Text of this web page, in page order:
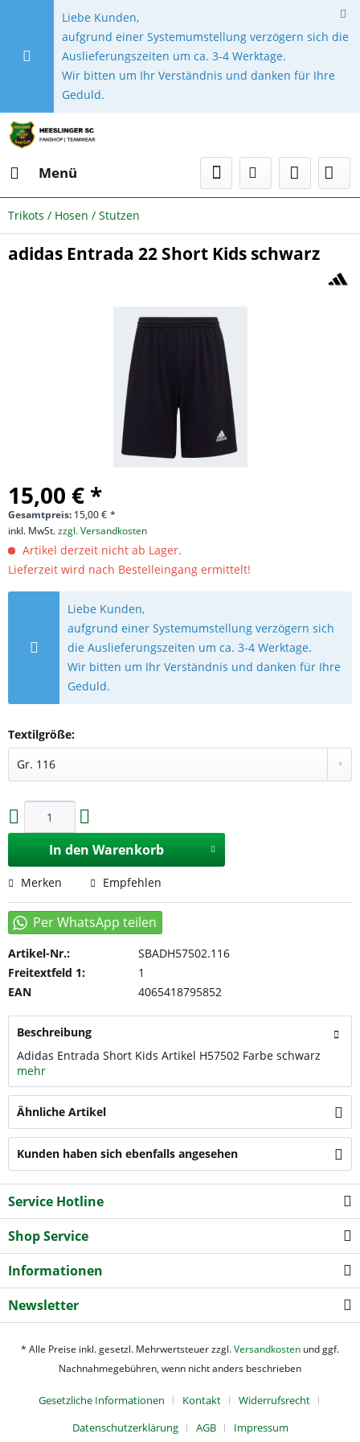
Liebe Kunden,
aufgrund einer Systemumstellung verzögern sich die
Auslieferungszeiten um ca. 3-4 Werktage.
Wir bitten um Ihr Verständnis und danken für Ihre
Geduld.
Menü
Trikots / Hosen / Stutzen
adidas Entrada 22 Short Kids schwarz
15,00 € *
Gesamtpreis: 15,00€ *
inkl. MwSt.zzgl. Versandkosten
Artikel derzeit nicht ab Lager.
Lieferzeit wird nach Bestelleingang ermittelt!
Liebe Kunden,
aufgrund einer Systemumstellung verzögern sich
die Auslieferungszeiten um ca. 3-4 Werktage.
Wir bitten um Ihr Verständnis und danken für Ihre
Geduld.
Textilgröße:
In den Warenkorb
Merken Empfehlen
Artikel-Nr.:
SBADH57502.116
Freitextfeld 1:
1
EAN
4065418795852
Beschreibung
Adidas Entrada Short Kids Artikel H57502 Farbe schwarz
mehr
Ähnliche Artikel
Kunden haben sich ebenfalls angesehen
Service Hotline
Shop Service
Informationen
Newsletter
* Alle Preise inkl. gesetzl. Mehrwertsteuer zzgl.Versandkosten und ggf.
Nachnahmegebühren, wenn nicht anders beschrieben
Gesetzliche Informationen Kontakt
Widerrufsrecht
Datenschutzerklärung
AGB Impressum